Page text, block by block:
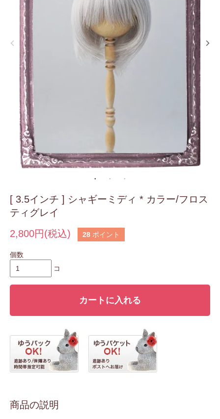
[ 3.5インチ ] シャギーミディ * カラー/フロス
ティグレイ
2,800円(税込)
28 ポイント
個数
コ
カートに入れる
商品の説明